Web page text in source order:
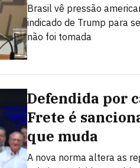
Brasil vê pressão
indicado de Trump para
não foi tomada
Defendida por
Frete é
que muda
A nova norma altera as